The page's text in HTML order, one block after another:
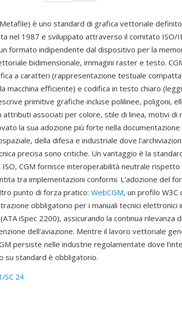
è uno standard di grafica vettoriale
nel 1987 e sviluppato attraverso il comitato ISO/
formato indipendente dal dispositivo per la
bidimensionale, immagini raster e testo.
a caratteri (rappresentazione testuale
macchina efficiente) e codifica in testo chiaro
primitive grafiche incluse polilinee, poligoni,
attributi associati per colore, stile di linea, motivi di
la sua adozione più forte nella documentazione
della difesa e industriale dove
precisa sono critiche. Un vantaggio è la
CGM fornisce interoperabilità neutrale
tra implementazioni conformi. L'adozione del
punto di forza pratico: WebCGM, un profilo W3C
obbligatorio per i manuali tecnici elettronici
iSpec 2200), assicurando la continua rilevanza
dell'aviazione. Mentre il lavoro vettoriale
persiste nelle industrie regolamentate dove
su standard è obbligatorio.
SC 24